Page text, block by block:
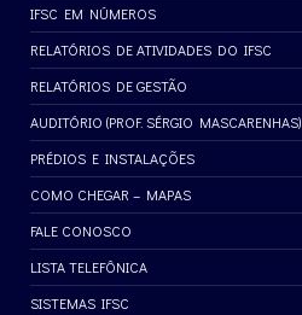
IFSC EM NÚMEROS
RELATÓRIOS DE ATIVIDADES DO IFSC
RELATÓRIOS DE GESTÃO
AUDITÓRIO (PROF. SÉRGIO MASCARENHAS)
PRÉDIOS E INSTALAÇÕES
COMO CHEGAR – MAPAS
FALE CONOSCO
LISTA TELEFÔNICA
SISTEMAS IFSC